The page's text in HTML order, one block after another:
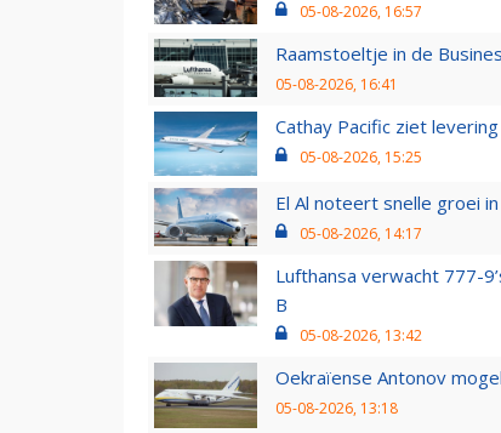
05-08-2026, 16:57
Raamstoeltje in de
05-08-2026, 16:41
Cathay Pacific ziet
05-08-2026, 15:25
El Al noteert snelle groei
05-08-2026, 14:17
Lufthansa verwacht 777-
B
05-08-2026, 13:42
Oekraïense Antonov
05-08-2026, 13:18